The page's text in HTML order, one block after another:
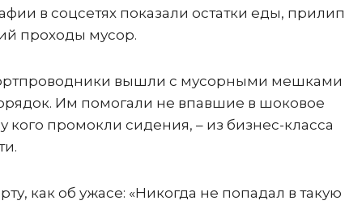
в соцсетях показали остатки еды,
проходы мусор.
вышли с мусорными мешками
Им помогали не впавшие в шоковое
кого промокли сидения, – из бизнес-класса
как об ужасе: «Никогда не попадал в такую